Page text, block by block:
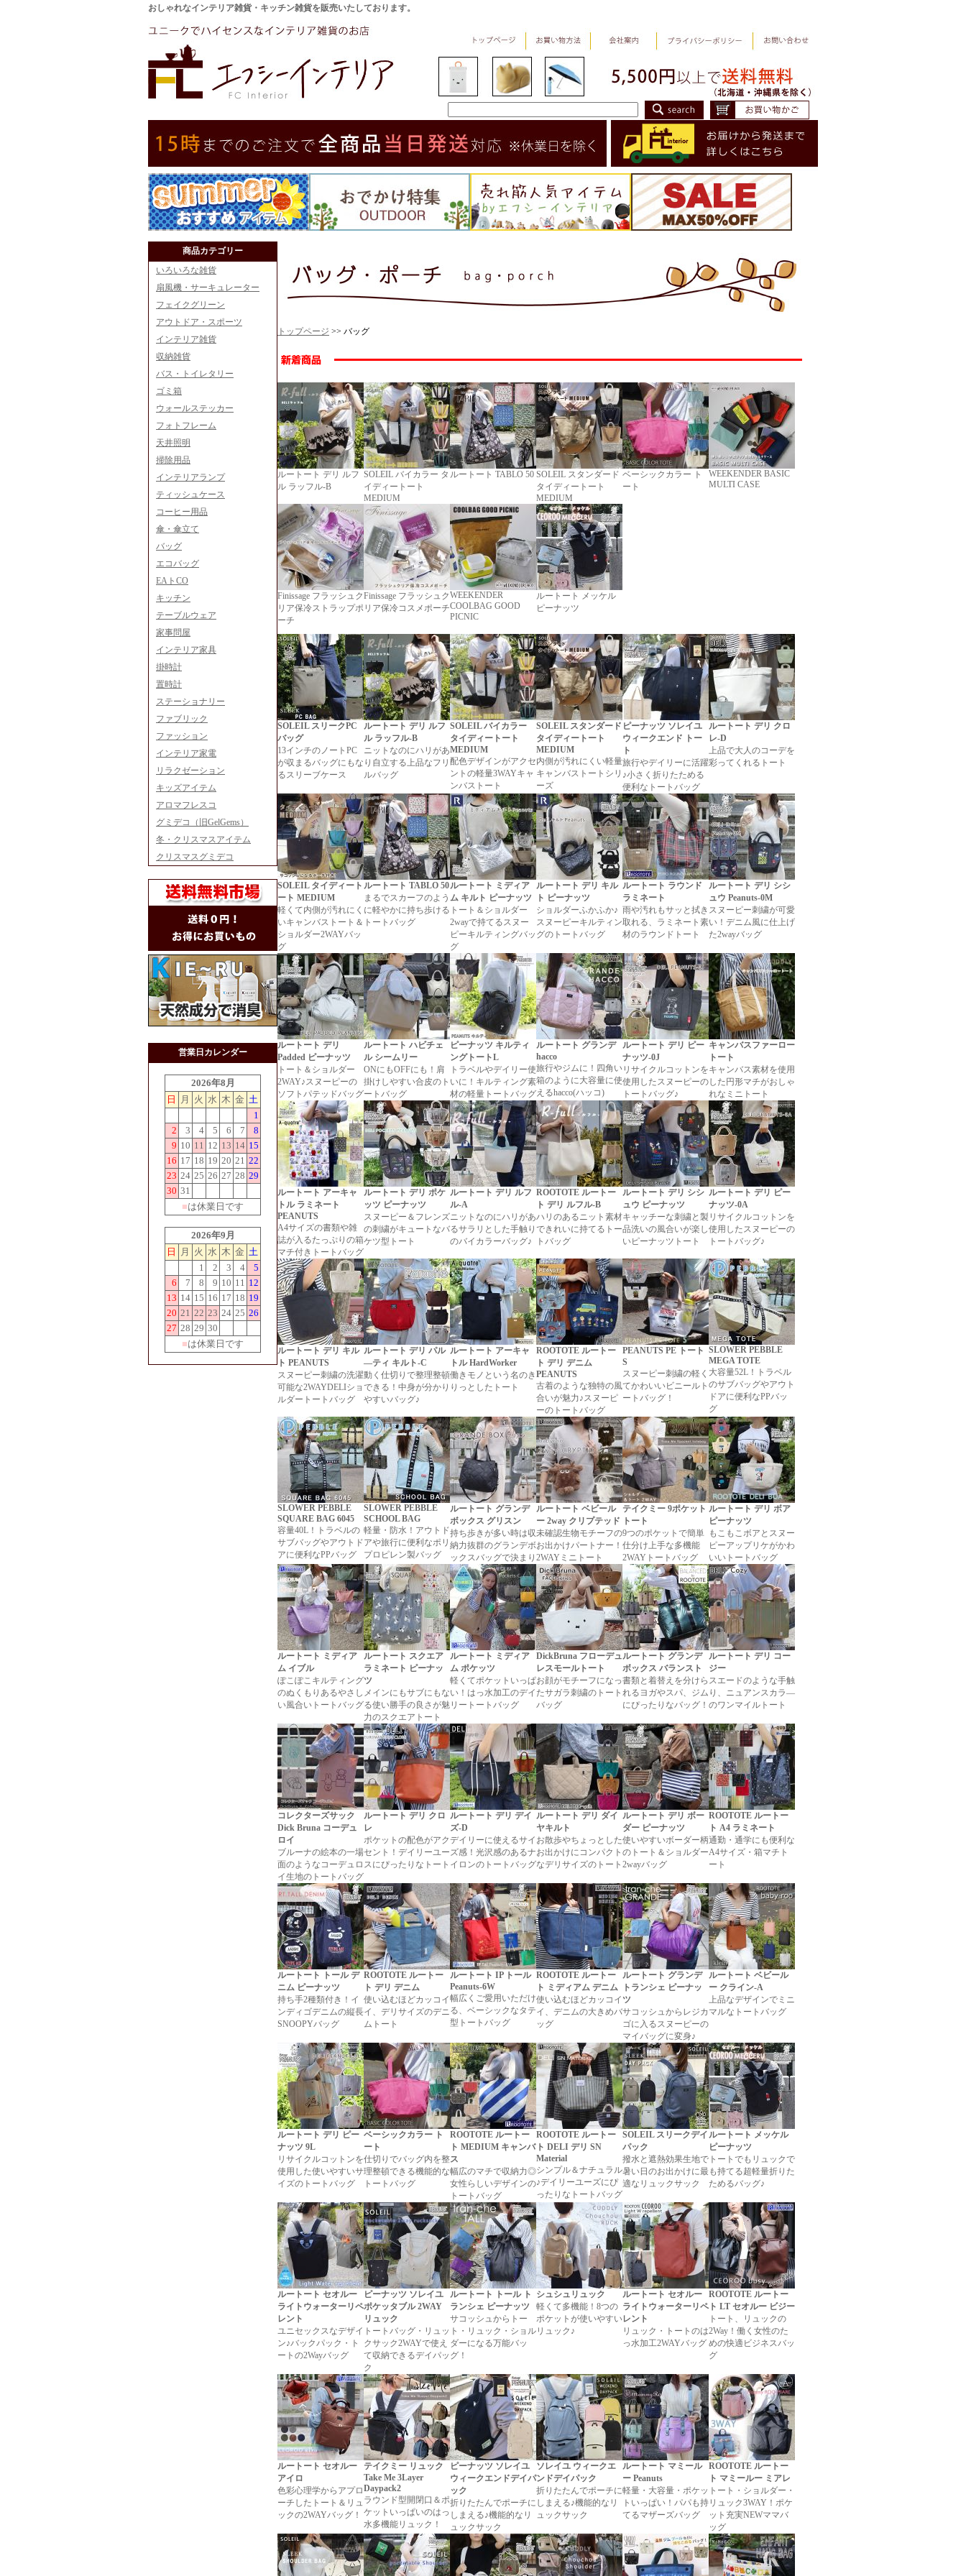
おしゃれなインテリア雑貨・キッチン雑貨を販売いたしております。
商品カテゴリー
いろいろな雑貨
扇風機・サーキュレーター
フェイクグリーン
アウトドア・スポーツ
インテリア雑貨
収納雑貨
バス・トイレタリー
ゴミ箱
ウォールステッカー
フォトフレーム
天井照明
掃除用品
インテリアランプ
ティッシュケース
コーヒー用品
傘・傘立て
バッグ
エコバッグ
EAトCO
キッチン
テーブルウェア
家事問屋
インテリア家具
掛時計
置時計
ステーショナリー
ファブリック
ファッション
インテリア家電
リラクゼーション
キッズアイテム
アロマフレスコ
グミデコ（旧GelGems）
冬・クリスマスアイテム
クリスマスグミデコ
営業日カレンダー
2026年8月
日
月 火 水 木 金 土
1
2
3 4 5 6 7
8
9 10 11 12 13 14 15
16 17 18 19 20 21 22
23 24 25 26 27 28 29
30 31
■は休業日です
2026年9月
日
月 火 水 木 金 土
1
2 3 4
5
6
7 8 9 10 11 12
13 14 15 16 17 18 19
20 21 22 23 24 25 26
27 28 29 30
■は休業日です
トップページ >> バッグ
ルートート デリ ルフ
ル ラッフル-B
SOLEIL バイカラー タ
イディートート
MEDIUM
ルートート TABLO 50 SOLEIL スタンダード
タイディートート
MEDIUM
ベーシックカラー ト
ート
WEEKENDER BASIC
MULTI CASE
Finissage フラッシュク
リア保冷ストラップポ
ーチ
Finissage フラッシュク
リア保冷コスメポーチ
WEEKENDER
COOLBAG GOOD
PICNIC
ルートート メッケル
ピーナッツ
SOLEIL スリークPC
バッグ
13インチのノートPC
が収まるバッグにもな
るスリーブケース
ルートート デリ ルフ
ル ラッフル-B
ニットなのにハリがあ
り自立する上品なフリ
ルバッグ
SOLEIL バイカラー
タイディートート
MEDIUM
配色デザインがアクセ
ントの軽量3WAYキャ
ンバストート
SOLEIL スタンダード
タイディートート
MEDIUM
内側が汚れにくい軽量
キャンバストートシリ
ーズ
ピーナッツ ソレイユ
ウィークエンド トー
ト
旅行やデイリーに活躍
♪小さく折りたためる
便利なトートバッグ
ルートート デリ クロ
レ-D
上品で大人のコーデを
彩ってくれるトート
SOLEIL タイディート
ート MEDIUM
軽くて内側が汚れにく
いキャンバストート＆
ショルダー2WAYバッ
グ
ルートート TABLO 50
まるでスカーフのよう
に軽やかに持ち歩ける
トートバッグ
ルートート ミディア
ム キルト ピーナッツ
トート＆ショルダー
2wayで持てるスヌー
ピーキルティングバッ
グ
ルートート デリ キル
ト ピーナッツ
ショルダーふかふか♪
スヌーピーキルティン
グのトートバッグ
ルートート ラウンド
ラミネート
雨や汚れもサッと拭き
取れる、ラミネート素
材のラウンドトート
ルートート デリ シシ
ュウ Peanuts-0M
スヌーピー刺繍が可愛
い！デニム風に仕上げ
た2wayバッグ
ルートート デリ
Padded ピーナッツ
トート＆ショルダー
2WAY♪スヌーピーの
ソフトパテッドバッグ
ルートート ハビチェ
ル シームリー
ONにもOFFにも！肩
掛けしやすい合皮のト
ートバッグ
ピーナッツ キルティ
ングトートL
トラベルやデイリー使
いに！キルティング素
材の軽量トートバッグ
ルートート グランデ
hacco
旅行やジムに！四角い
箱のように大容量に使
えるhacco(ハッコ)
ルートート デリ ピー
ナッツ-0J
リサイクルコットンを
使用したスヌーピーの
トートバッグ♪
キャンバスファーロー
トート
キャンバス素材を使用
した円形マチがおしゃ
れなミニトート
ルートート アーキャ
トル ラミネート
PEANUTS
A4サイズの書類や雑
誌が入るたっぷりの箱
マチ付きトートバッグ
ルートート デリ ポケ
ッツ ピーナッツ
スヌーピー＆フレンズ
の刺繍がキュートなバ
ケツ型トート
ルートート デリ ルフ
ル-A
ニットなのにハリがあ
るサラリとした手触り
のバイカラーバッグ♪
ROOTOTE ルートー
ト デリ ルフル-B
ハリのあるニット素材
できれいに持てるトー
トバッグ
ルートート デリ シシ
ュウ ピーナッツ
キャッチーな刺繍と製
品洗いの風合いが楽し
いピーナッツトート
ルートート デリ ピー
ナッツ-0A
リサイクルコットンを
使用したスヌーピーの
トートバッグ♪
ルートート デリ キル
ト PEANUTS
スヌーピー刺繍の洗濯
可能な2WAYDELIショ
ルダートートバッグ
ルートート デリ パル
―ティ キルト-C
動く仕切りで整理整頓
できる！中身が分かり
やすいバッグ♪
ルートート アーキャ
トル HardWorker
働きモノという名のき
りっとしたトート
ROOTOTE ルートー
ト デリ デニム
PEANUTS
古着のような独特の風
合いが魅力♪スヌーピ
ーのトートバッグ
PEANUTS PE トート
S
スヌーピー刺繍の軽く
てかわいいビニールト
ートバッグ！
SLOWER PEBBLE
MEGA TOTE
大容量52L！トラベル
のサブバッグやアウト
ドアに便利なPPバッ
グ
SLOWER PEBBLE
SQUARE BAG 6045
容量40L！トラベルの
サブバッグやアウトド
アに便利なPPバッグ
SLOWER PEBBLE
SCHOOL BAG
軽量・防水！アウトド
アや旅行に便利なポリ
プロピレン製バッグ
ルートート グランデ
ボックス グリスン
持ち歩きが多い時は収
納力抜群のグランデボ
ックスバッグで決まり
ルートート ベビール
ー 2way クリプテッド
未確認生物モチーフの
お出かけパートナー！
2WAYミニトート
テイクミー 9ポケット
トート
9つのポケットで簡単
仕分け上手な多機能
2WAYトートバッグ
ルートート デリ ボア
ピーナッツ
もこもこボアとスヌー
ピーアップリケがかわ
いいトートバッグ
ルートート ミディア
ム イブル
ぽこぽこキルティング
のぬくもりあるやさし
い風合いトートバッグ
ルートート スクエア
ラミネート ピーナッ
ツ
メインにもサブにもな
る使い勝手の良さが魅
力のスクエアトート
ルートート ミディア
ム ポケッツ
軽くてポケットいっぱ
い！はっ水加工のデイ
リートートバッグ
DickBruna フローデュ
レスモールトート
お顔がモチーフになっ
たサガラ刺繍のトート
バッグ
ルートート グランデ
ボックス バランスト
書類と着替えを分けら
れるヨガやスパ、ジム
にぴったりなバッグ！
ルートート デリ コー
ジー
スエードのような手触
り、ニュアンスカラ―
のワンマイルトート
コレクターズサック
Dick Bruna コーデュ
ロイ
ブルーナの絵本の一場
面のようなコーデュロ
イ生地のトートバッグ
ルートート デリ クロ
レ
ポケットの配色がアク
セント！デイリーユー
スにぴったりなトート
ルートート デリ デイ
ズ-D
デイリーに使えるサイ
ズ感！光沢感のあるナ
イロンのトートバッグ
ルートート デリ ダイ
ヤキルト
お散歩やちょっとした
お出かけにコンパクト
なデリサイズのトート
ルートート デリ ボー
ダー ピーナッツ
使いやすいボーダー柄
のトート＆ショルダー
2wayバッグ
ROOTOTE ルートー
ト A4 ラミネート
通勤・通学にも便利な
A4サイズ・箱マチト
ート
ルートート トール デ
ニム ピーナッツ
持ち手2種類付き！イ
ンディゴデニムの縦長
SNOOPYバッグ
ROOTOTE ルートー
ト デリ デニム
使い込むほどカッコイ
イ、デリサイズのデニ
ムトート
ルートート IP トール
Peanuts-6W
幅広くご愛用いただけ
る、ベーシックなタテ
型トートバッグ
ROOTOTE ルートー
ト ミディアム デニム
使い込むほどカッコイ
イ、デニムの大きめバ
ッグ
ルートート グランデ
トランシェ ピーナッ
ツ
サコッシュからレジカ
ゴに入るスヌーピーの
マイバッグに変身♪
ルートート ベビール
ー クライン-A
上品なデザインでミニ
マルなトートバッグ
ルートート デリ ピー
ナッツ 9L
リサイクルコットンを
使用した使いやすいサ
イズのトートバッグ
ベーシックカラー ト
ート
仕切りでバッグ内を整
理整頓できる機能的な
トートバッグ
ROOTOTE ルートー
ト MEDIUM キャンバ
ス
幅広のマチで収納力◎
女性らしいデザインの
トートバッグ
ROOTOTE ルートー
ト DELI デリ SN
Material
シンプル＆ナチュラル
♪デイリーユーズにぴ
ったりなトートバッグ
SOLEIL スリークデイ
パック
撥水と遮熱効果生地で
暑い日のお出かけに最
適なリュックサック
ルートート メッケル
ピーナッツ
トートでもリュックで
も持てる超軽量折りた
ためるバッグ♪
ルートート セオルー
ライトウォーターリペ
レント
ユニセックスなデザイ
ン♪バックパック・ト
ートの2Wayバッグ
ピーナッツ ソレイユ
ポケッタブル 2WAY
リュック
トートバッグ・リュッ
クサック2WAYで使え
て収納できるデイパッ
ク
ルートート トール ト
ランシェ ピーナッツ
サコッシュからトー
ト・リュック・ショル
ダーになる万能バッ
グ！
シュシュリュック
軽くて多機能！8つの
ポケットが使いやすい
リュック♪
ルートート セオルー
ライトウォーターリペ
レント
リュック・トートのは
っ水加工2WAYバッグ
ROOTOTE ルートー
ト LT セオルー ビジー
トート、リュックの
2Way！働く女性のた
めの快適ビジネスバッ
グ
ルートート セオルー
アイロ
色彩心理学からアプロ
ーチしたトート＆リュ
ックの2WAYバッグ！
テイクミー リュック
Take Me 3Layer
Daypack2
ラウンド型開閉口＆ポ
ケットいっぱいのはっ
水多機能リュック！
ピーナッツ ソレイユ
ウィークエンドデイパ
ック
折りたたんでポーチに
しまえる♪機能的なリ
ュックサック
ソレイユ ウィークエ
ンドデイパック
折りたたんでポーチに
しまえる♪機能的なリ
ュックサック
ルートート マミール
ー Peanuts
軽量・大容量・ポケッ
トいっぱい！パパも持
てるマザーズバッグ
ROOTOTE ルートー
ト マミールー ミアレ
トート・ショルダー・
リュック3WAY！ポケ
ット充実NEWママバ
ッグ